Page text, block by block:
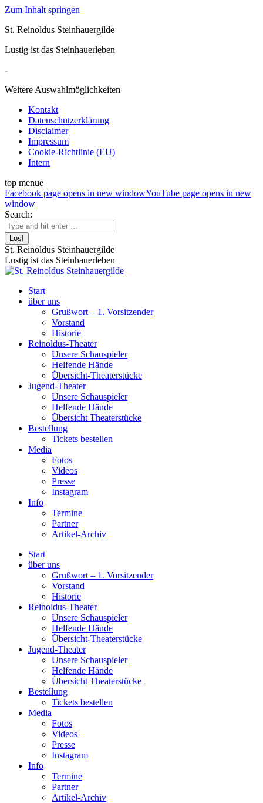
Zum Inhalt springen
St. Reinoldus Steinhauergilde
Lustig ist das Steinhauerleben
-
Weitere Auswahlmöglichkeiten
Kontakt
Datenschutzerklärung
Disclaimer
Impressum
Cookie-Richtlinie (EU)
Intern
top menue
Facebook page opens in new windowYouTube page opens in new
window
Search:
St. Reinoldus Steinhauergilde
Lustig ist das Steinhauerleben
Start
über uns
Grußwort – 1. Vorsitzender
Vorstand
Historie
Reinoldus-Theater
Unsere Schauspieler
Helfende Hände
Übersicht-Theaterstücke
Jugend-Theater
Unsere Schauspieler
Helfende Hände
Übersicht Theaterstücke
Bestellung
Tickets bestellen
Media
Fotos
Videos
Presse
Instagram
Info
Termine
Partner
Artikel-Archiv
Start
über uns
Grußwort – 1. Vorsitzender
Vorstand
Historie
Reinoldus-Theater
Unsere Schauspieler
Helfende Hände
Übersicht-Theaterstücke
Jugend-Theater
Unsere Schauspieler
Helfende Hände
Übersicht Theaterstücke
Bestellung
Tickets bestellen
Media
Fotos
Videos
Presse
Instagram
Info
Termine
Partner
Artikel-Archiv